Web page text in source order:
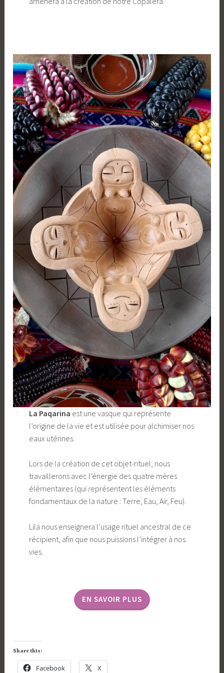
La Paqarina est une vasque qui représente
l’origine de la vie et est utilisée pour alchimiser nos
eaux utérines.
Lors de la création de cet objet-rituel, nous
travaillerons avec l’énergie des quatre mères
élémentaires (quireprésentent les éléments
fondamentaux de la nature : Terre, Eau, Air, Feu).
Lila nous enseignera l’usage rituel ancestral de ce
récipient, afin que nous puissions l’intégrer à nos
vies.
EN SAVOIR PLUS
Share this:
Facebook X